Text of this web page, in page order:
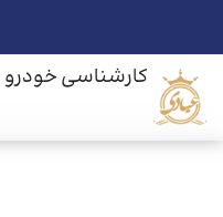
کارشناسی خودرو